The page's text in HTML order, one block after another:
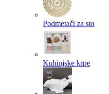
Podmetači za sto
Kuhinjske krpe